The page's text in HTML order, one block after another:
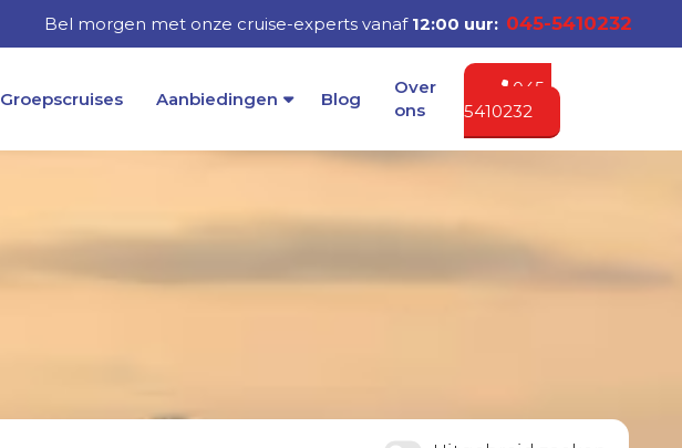
Bel morgen met onze cruise-experts vanaf 12:00 uur: 045-5410232
Groepscruises Aanbiedingen Blog
Over
ons
045-
5410232